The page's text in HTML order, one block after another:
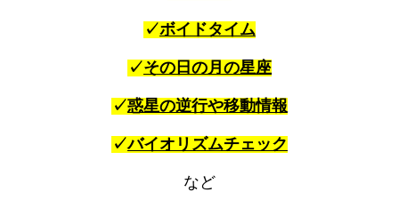
✓ボイドタイム
✓その日の月の星座
✓惑星の逆行や移動情報
✓バイオリズムチェック
など